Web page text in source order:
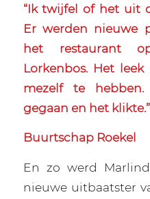
“Ik twijfel of het uit
Er werden nieuwe
het restaurant
Lorkenbos. Het
mezelf te
gegaan en het klikte.”
Buurtschap Roekel
En zo werd
nieuwe uitbaatster